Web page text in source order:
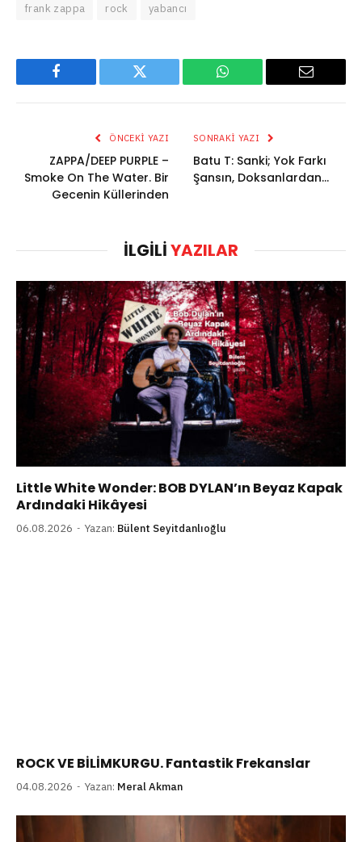
frank zappa rock yabancı
Facebook Twitter WhatsApp Email
ÖNCEKI YAZI
ZAPPA/DEEP PURPLE –
Smoke On The Water. Bir
Gecenin Küllerinden
SONRAKI YAZI
Batu T: Sanki; Yok Farkı
Şansın, Doksanlardan…
İLGILIYAZILAR
Little White Wonder: BOB DYLAN’ın Beyaz Kapak
Ardındaki Hikâyesi
06.08.2026 Yazan: Bülent Seyitdanlıoğlu
ROCK VE BİLİMKURGU. Fantastik Frekanslar
04.08.2026 Yazan: Meral Akman